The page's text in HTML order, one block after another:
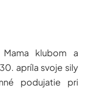
klubom a
apríla svoje sily
podujatie pri